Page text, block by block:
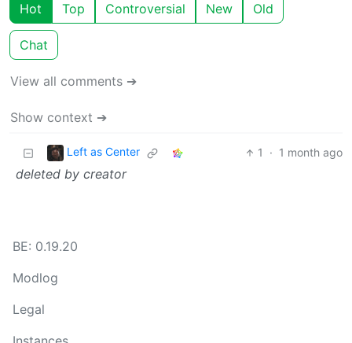
Hot Top Controversial New Old
Chat
View all comments ➔
Show context ➔
Left as Center 1 · 1 month ago
deleted by creator
BE: 0.19.20
Modlog
Legal